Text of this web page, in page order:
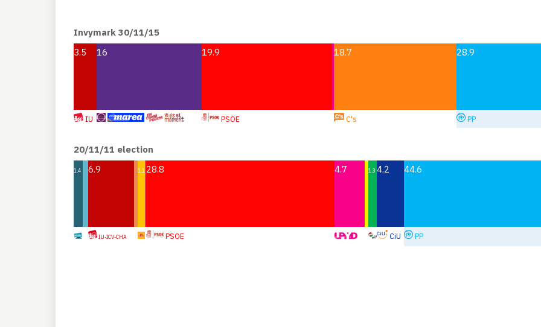
Invymark 30/11/15
3.5
16 19.9 18.7 28.9
IU PSOE C's PP
20/11/11 election
1.4 6.9 1.1 28.8 4.7 1.3 4.2 44.6
IU-ICV-CHA PSOE CiU PP